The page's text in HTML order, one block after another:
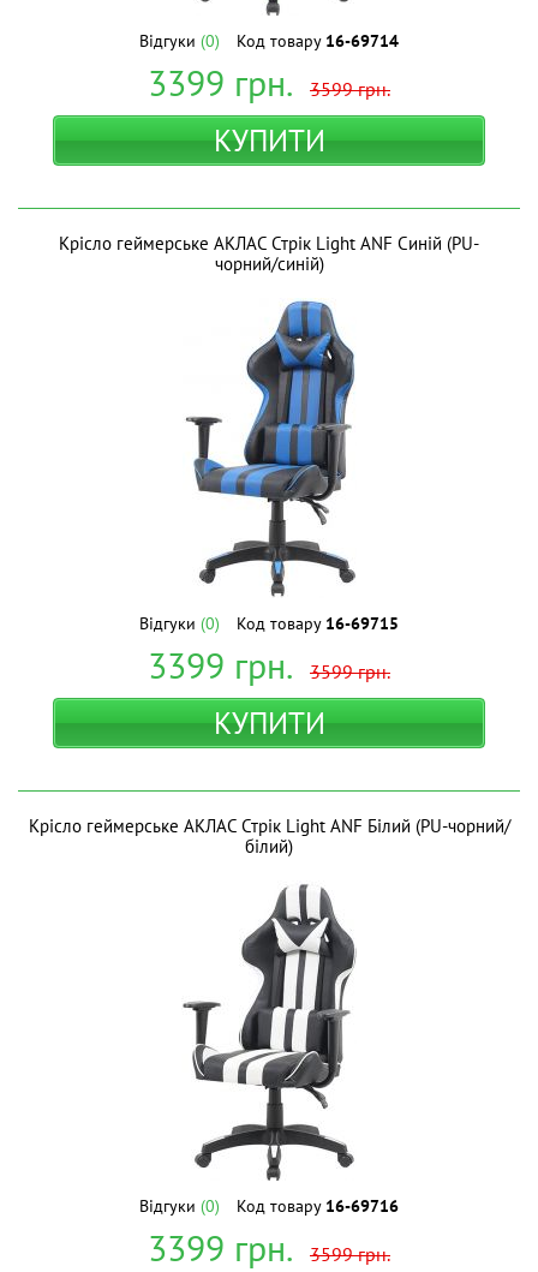
Відгуки (0) Код товару 16-69714
3399 грн. 3599грн.
КУПИТИ
Крісло геймерське АКЛАС Стрік Light ANF Синій (PU-
чорний/cиній)
Відгуки (0) Код товару 16-69715
3399 грн. 3599грн.
КУПИТИ
Крісло геймерське АКЛАС Стрік Light ANF Білий (PU-чорний/
білий)
Відгуки (0) Код товару 16-69716
3399 грн. 3599грн.